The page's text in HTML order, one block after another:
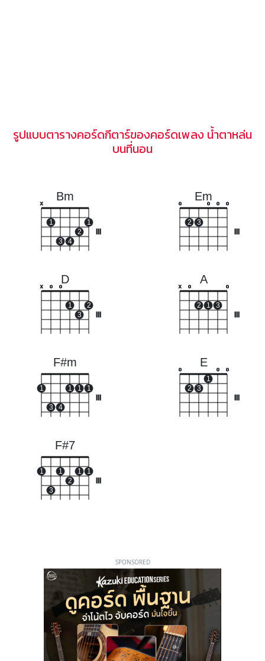
รูปแบบตารางคอร์ดกีตาร์ของคอร์ดเพลง น้ำตาหล่น
บนที่นอน
Bm
x
1
3 4
2
1
Em
o
2 3
o o o
D
x o o
1
3
2
A
x o
2 1 3
o
F#m
1
3 4
1 1 1
E
o
2 3
1
o o
F#7
1
3
1
2
1 1
SPONSORED